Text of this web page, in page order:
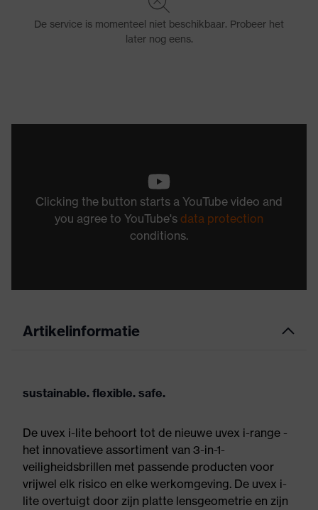
Clicking the button starts a YouTube video and
you agree to YouTube's data protection
conditions.
Artikelinformatie
sustainable. flexible. safe.
De uvex i-lite behoort tot de nieuwe uvex i-range -
het innovatieve assortiment van 3-in-1-
veiligheidsbrillen met passende producten voor
vrijwel elk risico en elke werkomgeving. De uvex i-
lite overtuigt door zijn platte lensgeometrie en zijn